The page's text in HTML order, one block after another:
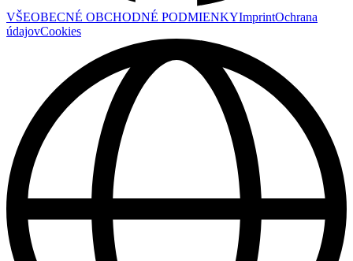
VŠEOBECNÉ OBCHODNÉ PODMIENKYImprintOchrana
údajovCookies